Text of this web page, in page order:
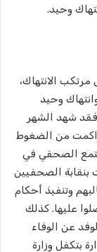
الانتهاك،
وانتهاك وحيد
فقد شهد الشهر
من الضغوط
الصحفي في
الصحفيين
وتنفيذ أحكام
عليها. كذلك
عن الوفاء
بتكفل وزارة